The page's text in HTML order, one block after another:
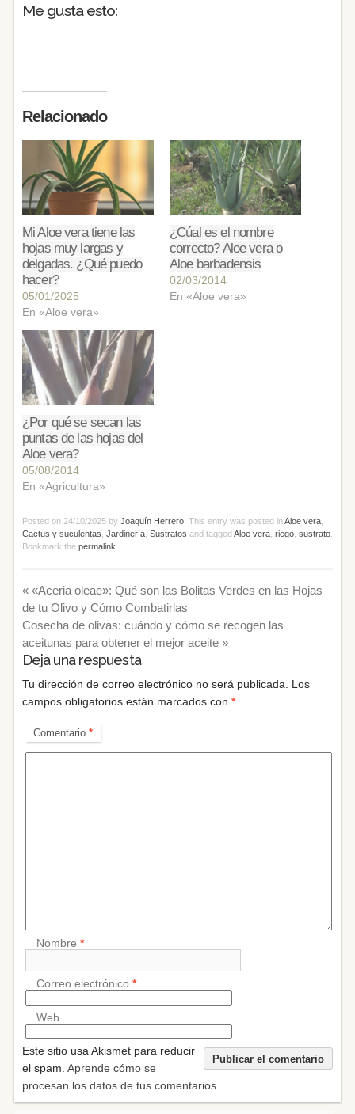
Me gusta esto:
Relacionado
Mi Aloe vera tiene las
hojas muy largas y
delgadas. ¿Qué puedo
hacer?
05/01/2025
En «Aloe vera»
¿Cúal es el nombre
correcto? Aloe vera o
Aloe barbadensis
02/03/2014
En «Aloe vera»
¿Por qué se secan las
puntas de las hojas del
Aloe vera?
05/08/2014
En «Agricultura»
Posted on 24/10/2025 by Joaquín Herrero. This entry was posted inAloe vera,
Cactus y suculentas Jardinería, Sustratos and taggedAloe vera, riego, sustrato.
Bookmark the permalink
««Aceria oleae»: Qué son las Bolitas Verdes en las Hojas
de tu Olivo y Cómo Combatirlas
Cosecha de olivas: cuándo y cómo se recogen las
aceitunas para obtener el mejor aceite »
Deja una respuesta
Tu dirección de correo electrónico no será publicada.
Los
campos obligatorios están marcados con *
Comentario *
Nombre*
Correo electrónico*
Web
Este sitio usa Akismet para reducir
el spam. Aprende cómo se
procesan los datos de tus comentarios.